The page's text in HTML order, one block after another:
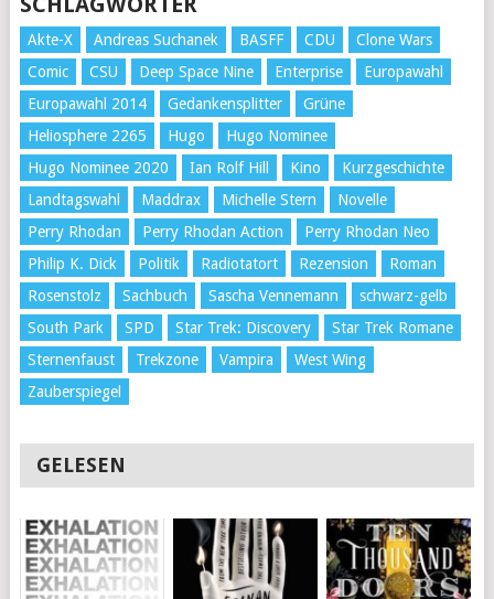
Akte-X Andreas Suchanek BASFF CDU
Clone Wars
Comic
CSU Deep Space Nine Enterprise
Europawahl
Europawahl 2014
Gedankensplitter
Grüne
Heliosphere 2265
Hugo
Hugo Nominee
Hugo Nominee 2020
Ian Rolf Hill Kino
Kurzgeschichte
Landtagswahl
Maddrax Michelle Stern
Novelle
Perry Rhodan
Perry Rhodan Action
Perry Rhodan Neo
Philip K. Dick
Politik Radiotatort Rezension
Roman
Rosenstolz
Sachbuch Sascha Vennemann
schwarz-gelb
South Park
SPD Star Trek: Discovery
Star Trek Romane
Sternenfaust
Trekzone Vampira
West Wing
Zauberspiegel
GELESEN